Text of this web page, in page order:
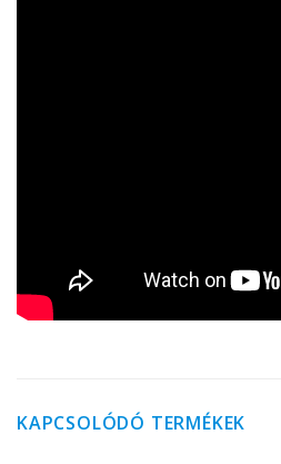
KAPCSOLÓDÓ TERMÉKEK